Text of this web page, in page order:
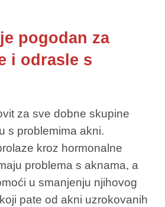
pogodan za
i odrasle s
za sve dobne skupine
s problemima akni.
kroz hormonalne
problema s aknama, a
u smanjenju njihovog
pate od akni uzrokovanih